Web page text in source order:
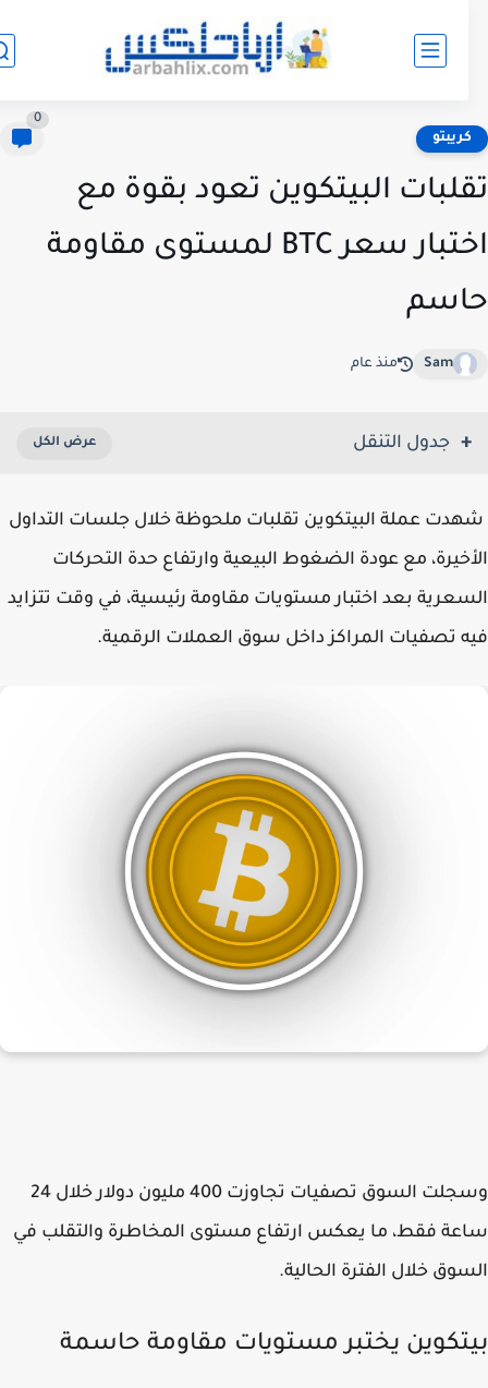
البيتكوين تعود بقوة مع
اختبار سعر BTC لمستوى مقاومة
Sam منذ عام
جدول التنقل
عملة البيتكوين تقلبات ملحوظة خلال جلسات التداول
مع عودة الضغوط البيعية وارتفاع حدة التحركات
بعد اختبار مستويات مقاومة رئيسية، في وقت تتزايد
تصفيات المراكز داخل سوق العملات الرقمية.
وسجلت السوق تصفيات تجاوزت 400 مليون دولار خلال 24
فقط، ما يعكس ارتفاع مستوى المخاطرة والتقلب في
خلال الفترة الحالية.
يختبر مستويات مقاومة حاسمة